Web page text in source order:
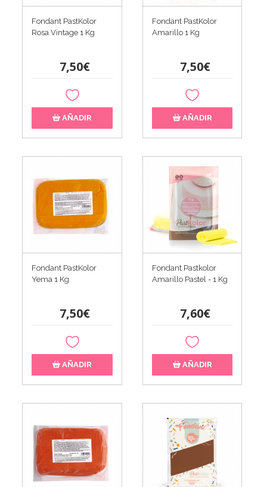
Fondant PastKolor
Rosa Vintage 1 Kg
7,50€
AÑADIR
Fondant PastKolor
Amarillo 1 Kg
7,50€
AÑADIR
Fondant PastKolor
Yema 1 Kg
7,50€
AÑADIR
Fondant Pastkolor
Amarillo Pastel - 1 Kg
7,60€
AÑADIR